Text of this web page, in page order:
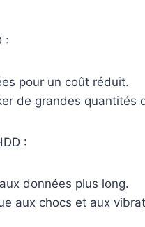
:
pour un coût réduit.
de grandes quantités
:
données plus long.
aux chocs et aux